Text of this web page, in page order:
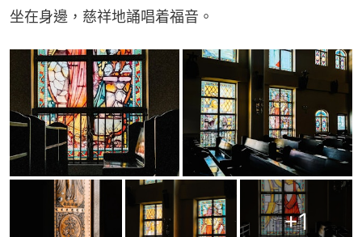
坐在身邊，慈祥地誦唱着福音。
+1